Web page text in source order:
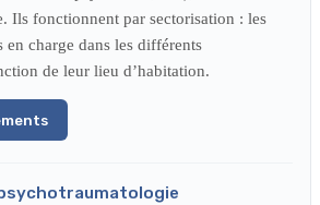
Ils fonctionnent par sectorisation : les
en charge dans les différents
de leur lieu d’habitation.